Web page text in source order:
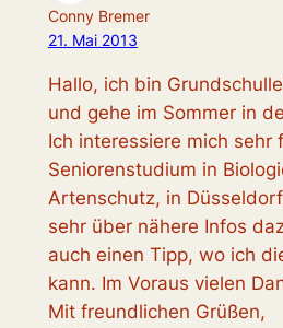
Conny Bremer
21. Mai 2013
Hallo, ich bin
und gehe im Sommer in
Ich interessiere mich sehr
Seniorenstudium in
Artenschutz, in
sehr über nähere Infos
auch einen Tipp, wo ich
kann. Im Voraus vielen
Mit freundlichen Grüßen,